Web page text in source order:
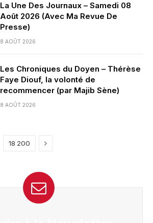
La Une Des Journaux – Samedi 08
Août 2026 (Avec Ma Revue De
Presse)
8 AOÛT 2026
Les Chroniques du Doyen – Thérèse
Faye Diouf, la volonté de
recommencer (par Majib Sène)
8 AOÛT 2026
18 200 Next